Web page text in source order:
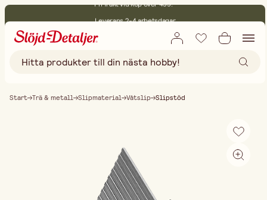
Leverans 2-4 arbetsdagar
Fri frakt vid köp över 499:-
Start Trä & metall Slipmaterial Våtslip Slipstöd